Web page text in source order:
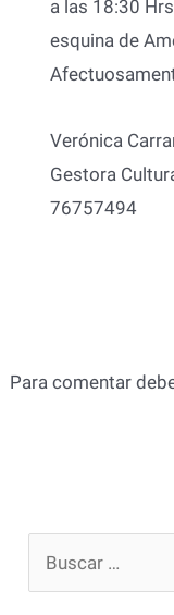
a las 18:30
esquina de
Verónica
Gestora
76757494
Para comentar
u